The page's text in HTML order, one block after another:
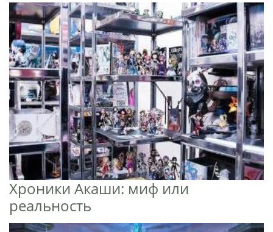
Хроники Акаши: миф или
реальность